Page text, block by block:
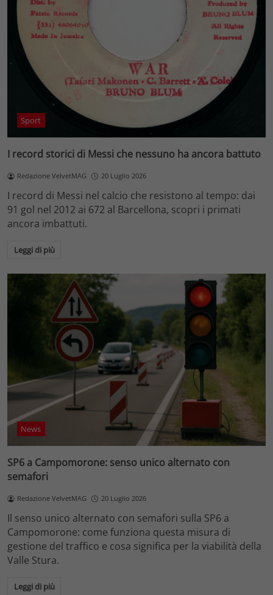
Sport
I record storici di Messi che nessuno ha ancora battuto
Redazione VelvetMAG 20 Luglio 2026
I record di Messi nel calcio che resistono al tempo: dai
91 gol nel 2012 ai 672 al Barcellona, scopri i primati
ancora imbattuti.
Leggi di più
News
SP6 a Campomorone: senso unico alternato con
semafori
Redazione VelvetMAG 20 Luglio 2026
Il senso unico alternato con semafori sulla SP6 a
Campomorone: come funziona questa misura di
gestione del traffico e cosa significa per la viabilità della
Valle Stura.
Leggi di più